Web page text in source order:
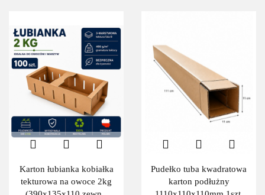
Karton łubianka kobiałka
tekturowa na owoce 2kg
Pudełko tuba kwadratowa
karton podłużny